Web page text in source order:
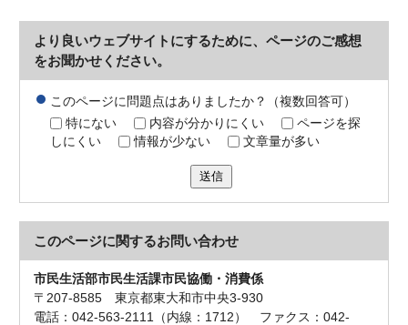
より良いウェブサイトにするために、ページのご感想
をお聞かせください。
このページに問題点はありましたか？（複数回答可）
特にない
内容が分かりにくい
ページを探
しにくい
情報が少ない 文章量が多い
送信
このページに関するお問い合わせ
市民生活部市民生活課市民協働・消費係
〒207-8585 東京都東大和市中央3-930
電話：042-563-2111（内線：1712） ファクス：042-